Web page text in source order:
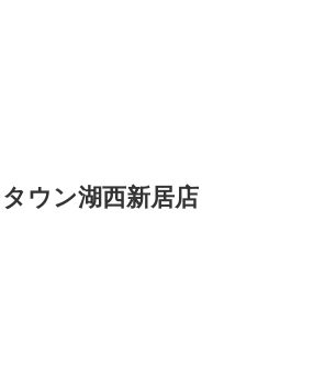
ウン湖西新居店